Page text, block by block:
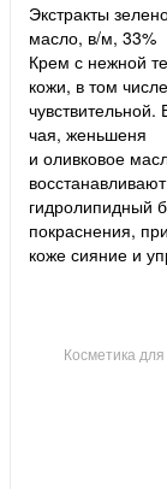
Экстракты
масло, в/м, 33%
Крем с нежной
кожи, в том числе
чувствительной.
чая, женьшеня
и оливковое
восстанавливают
гидролипидный
покраснения,
коже сияние и
Косметика